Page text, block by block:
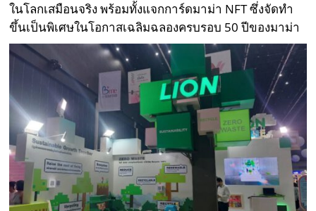
ในโลกเสมือนจริง พร้อมทั้งแจกการ์ดมาม่า NFT ซึ่งจัดทำ
ขึ้นเป็นพิเศษในโอกาสเฉลิมฉลองครบรอบ 50 ปีของมาม่า